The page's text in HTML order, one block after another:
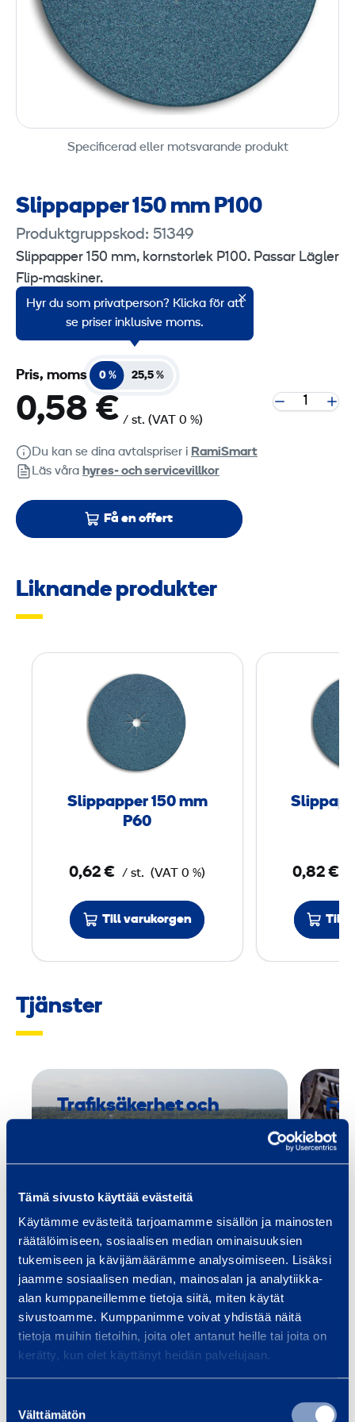
Tämä sivusto käyttää evästeitä
Käytämme evästeitä tarjoamamme sisällön ja mainosten
räätälöimiseen, sosiaalisen median ominaisuuksien
tukemiseen ja kävijämäärämme analysoimiseen. Lisäksi
jaamme sosiaalisen median, mainosalan ja analytiikka-
alan kumppaneillemme tietoja siitä, miten käytät
sivustoamme. Kumppanimme voivat yhdistää näitä
tietoja muihin tietoihin, joita olet antanut heille tai joita on
kerätty, kun olet käyttänyt heidän palvelujaan.
valinta
Välttämätön
Specificerad eller motsvarande produkt
Slippapper 150 mm P100
Produktgruppskod: 51349
Slippapper 150 mm, kornstorlek P100. Passar Lägler
Flip-maskiner.
Försäljningsenhet: 1 styck.
Hyr du som privatperson? Klicka för att
se priser inklusive moms.
Pris, moms 0 % 25,5 %
0,58 € / st. (VAT 0 %)
Du kan se dina avtalspriser i RamiSmart
Läs våra hyres‑ och servicevillkor
Få en offert
Liknande produkter
l
i
p
p
a
p
1
5
0
m
Slippapper 150 mm
P60
0,62 € / st. (VAT 0 %)
Till varukorgen
0,82 €
Till
Tjänster
Trafiksäkerhet och
infrastrukturbyggande, oavsett
om ditt projekt är en bro, tunnel,
…
Träningar